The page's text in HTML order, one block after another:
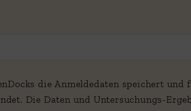
die Anmeldedaten speichert
Die Daten und Untersuchungs-